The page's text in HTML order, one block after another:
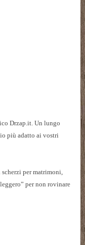
Drzap.it. Un lungo
più adatto ai vostri
scherzi per matrimoni,
per non rovinare